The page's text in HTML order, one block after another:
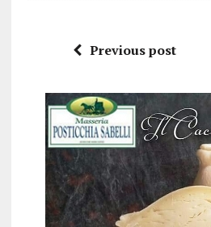
Previous post